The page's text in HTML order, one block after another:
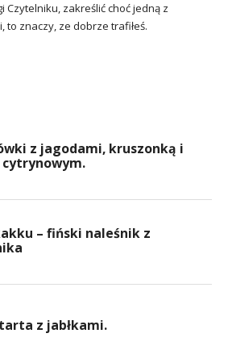
Czytelniku, zakreślić choć jedną z
to znaczy, ze dobrze trafiłeś.